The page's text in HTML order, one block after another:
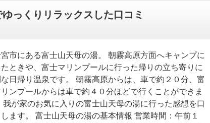
っくりリラックスした口コミ
市にある富士山天母の湯。 朝霧高原方面へキャンプに
ときや、富士マリンプールに行った帰りの立ち寄りに
日帰り温泉です。 朝霧高原からは、車で約２０分、富
ンプールからは車で約４０分ほどで行くことができま
我が家のお気に入りの富士山天母の湯に行った感想を口
します。 富士山天母の湯の基本情報 営業時間：午前１